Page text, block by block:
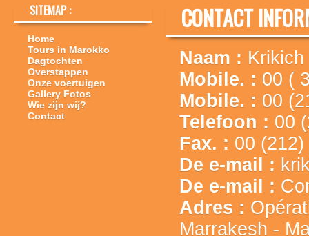
SITEMAP :
Home
Tours in Marokko
Dagtochten
Overstappen
Onze voertuigen
Gallery Fotos
Wie zijn wij?
Contact
CONTACT
Naam :
Mobile. : 00 (
Mobile. : 00
Telefoon : 00
Fax. : 00
De e-mail :
De e-mail :
Adres :
Marrakesh -